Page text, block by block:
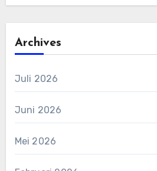
Archives
Juli 2026
Juni 2026
Mei 2026